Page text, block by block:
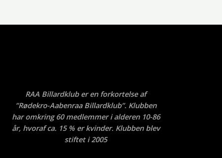
RAA Billardklub er en forkortelse af
”Rødekro-Aabenraa Billardklub”. Klubben
har omkring 60 medlemmer i alderen 10-86
år, hvoraf ca. 15 % er kvinder. Klubben blev
stiftet i 2005